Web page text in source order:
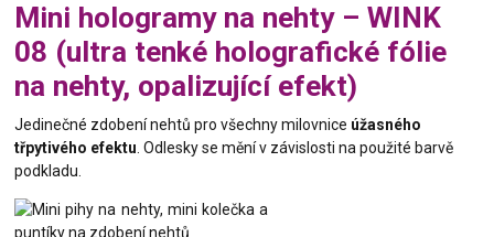
Mini hologramy na nehty – WINK
08 (ultra tenké holografické fólie
na nehty, opalizující efekt)
Jedinečné zdobení nehtů pro všechny milovnice úžasného
třpytivého efektu . Odlesky se mění v závislosti na použité barvě
podkladu.